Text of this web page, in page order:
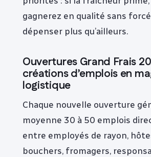
gagnerez en qualité sans
dépenser plus qu’ailleurs.
Ouvertures Grand Frais
créations d’emplois en
logistique
Chaque nouvelle ouverture
moyenne 30 à 50 emplois
entre employés de rayon,
bouchers, fromagers,